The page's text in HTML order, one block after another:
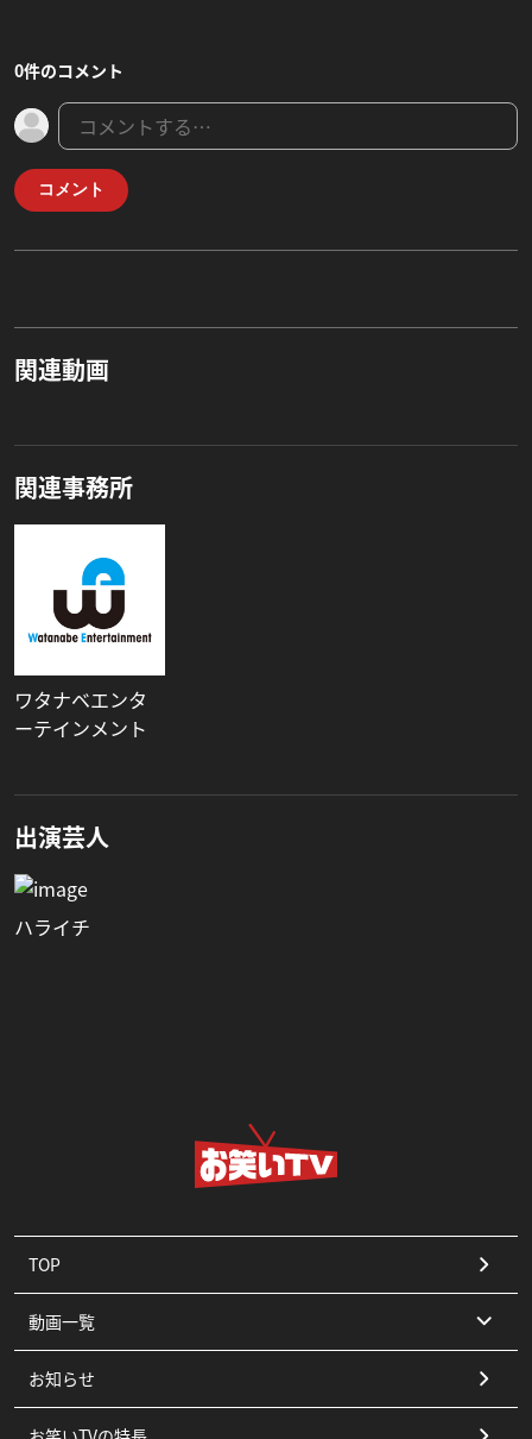
0件のコメント
コメント
関連動画
関連事務所
ワタナベエンタ
ーテインメント
出演芸人
ハライチ
TOP
動画一覧
コント
お知らせ